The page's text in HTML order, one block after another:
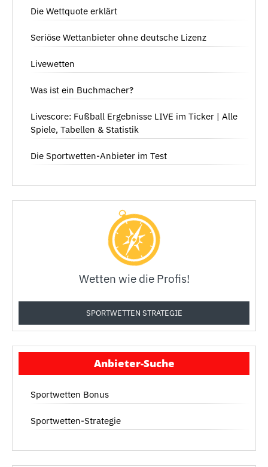
Die Wettquote erklärt
Seriöse Wettanbieter ohne deutsche Lizenz
Livewetten
Was ist ein Buchmacher?
Livescore: Fußball Ergebnisse LIVE im Ticker | Alle
Spiele, Tabellen & Statistik
Die Sportwetten-Anbieter im Test
Wetten wie die Profis!
SPORTWETTEN STRATEGIE
Anbieter-Suche
Sportwetten Bonus
Sportwetten-Strategie